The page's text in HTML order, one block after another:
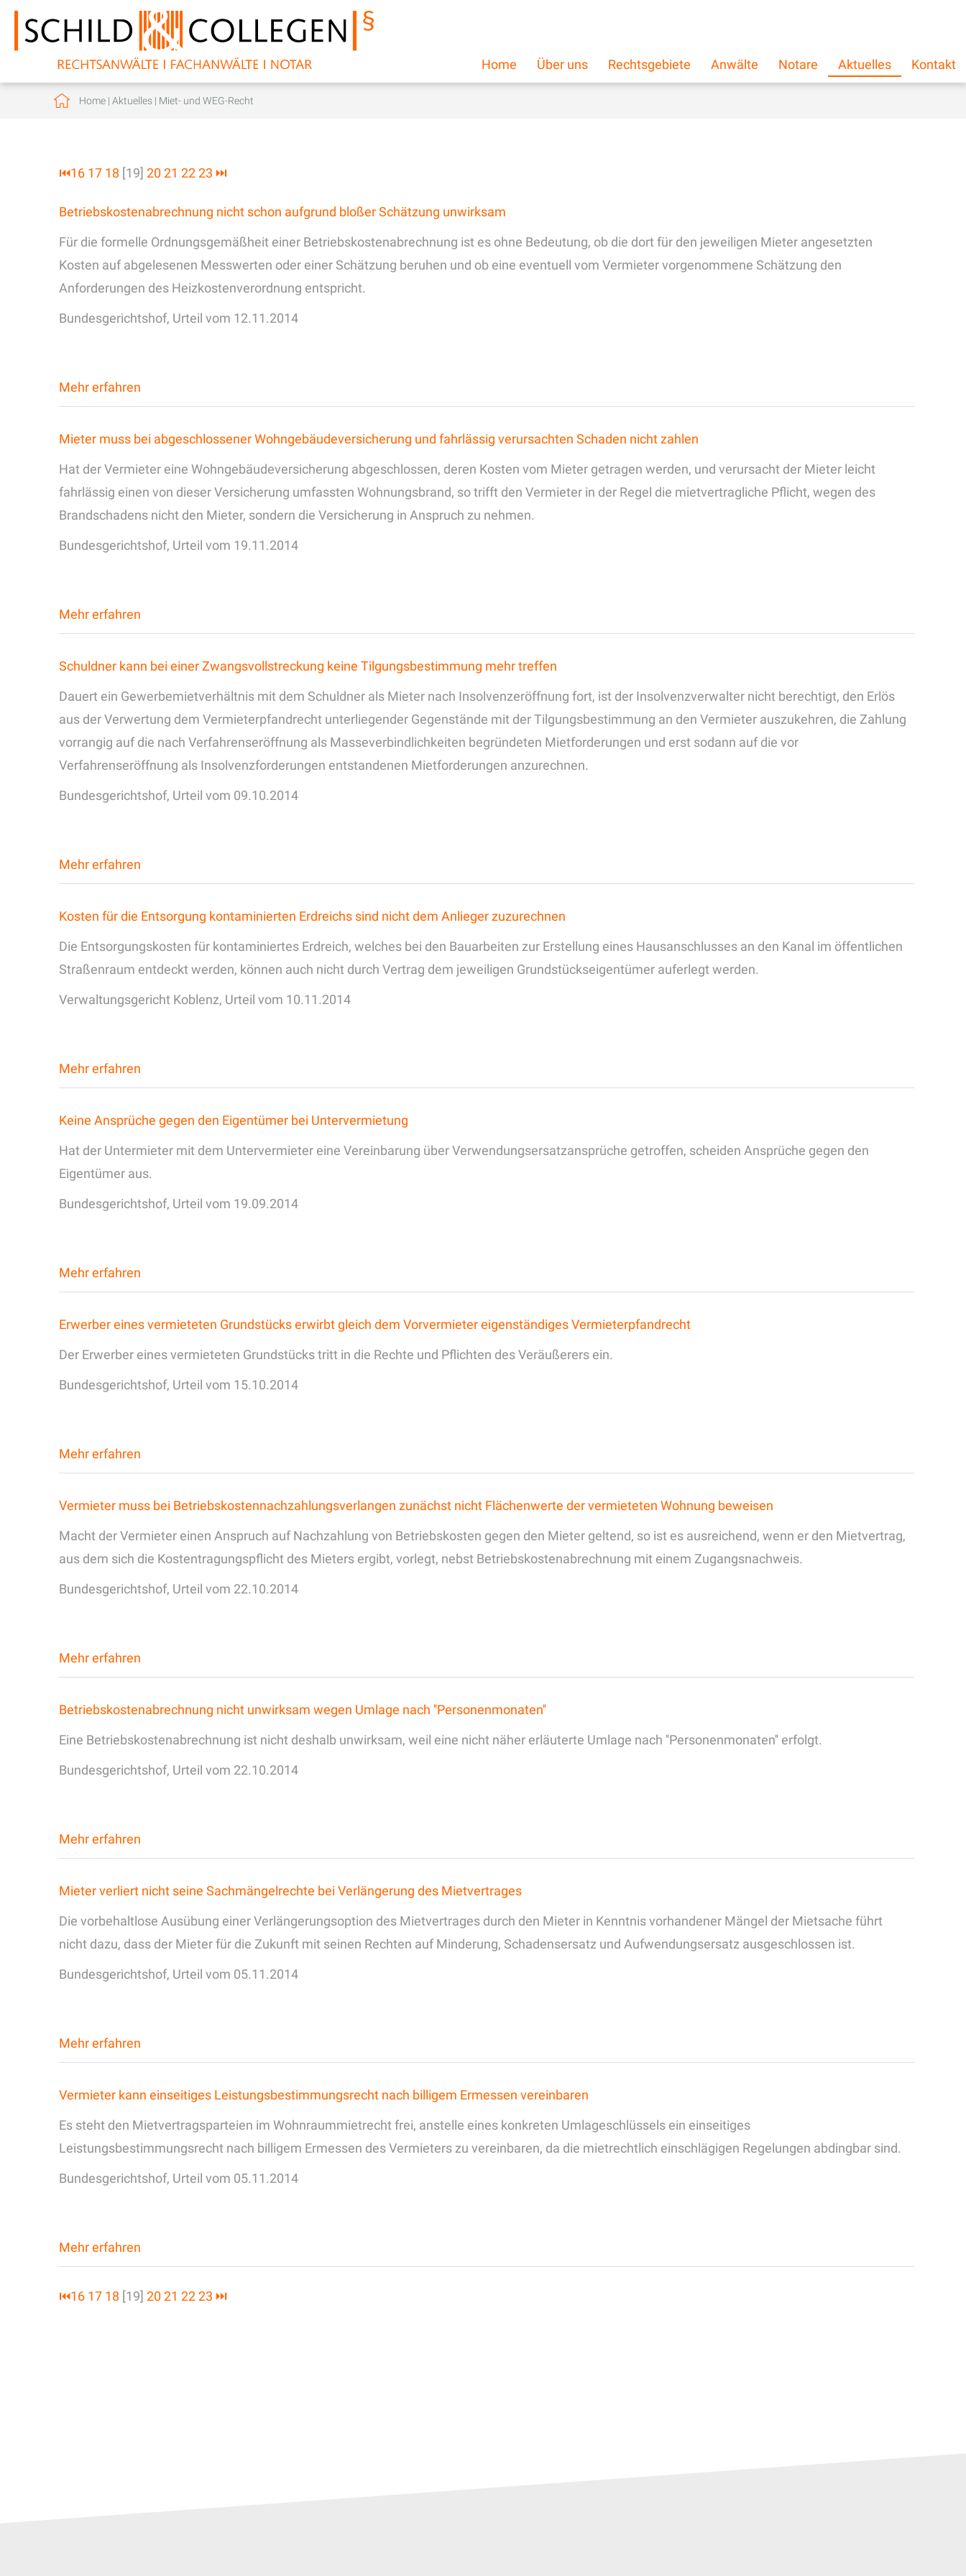
Home Über uns Rechtsgebiete Anwälte Notare Aktuelles Kontakt
Home| Aktuelles| Miet- und WEG-Recht
⏮16 17 18 [19] 2021 2223 ⏭
Betriebskostenabrechnung nicht schon aufgrund bloßer Schätzung unwirksam
Für die formelle Ordnungsgemäßheit einer Betriebskostenabrechnung ist es ohne Bedeutung, ob die dort für den jeweiligen Mieter angesetzten
Kosten auf abgelesenen Messwerten oder einer Schätzung beruhen und ob eine eventuell vom Vermieter vorgenommene Schätzung den
Anforderungen des Heizkostenverordnung entspricht.
Bundesgerichtshof, Urteil vom 12.11.2014
Mehr erfahren
Mieter muss bei abgeschlossener Wohngebäudeversicherung und fahrlässig verursachten Schaden nicht zahlen
Hat der Vermieter eine Wohngebäudeversicherung abgeschlossen, deren Kosten vom Mieter getragen werden, und verursacht der Mieter leicht
fahrlässig einen von dieser Versicherung umfassten Wohnungsbrand, so trifft den Vermieter in der Regel die mietvertragliche Pflicht, wegen des
Brandschadens nicht den Mieter, sondern die Versicherung in Anspruch zu nehmen.
Bundesgerichtshof, Urteil vom 19.11.2014
Mehr erfahren
Schuldner kann bei einer Zwangsvollstreckung keine Tilgungsbestimmung mehr treffen
Dauert ein Gewerbemietverhältnis mit dem Schuldner als Mieter nach Insolvenzeröffnung fort, ist der Insolvenzverwalter nicht berechtigt, den Erlös
aus der Verwertung dem Vermieterpfandrecht unterliegender Gegenstände mit der Tilgungsbestimmung an den Vermieter auszukehren, die Zahlung
vorrangig auf die nach Verfahrenseröffnung als Masseverbindlichkeiten begründeten Mietforderungen und erst sodann auf die vor
Verfahrenseröffnung als Insolvenzforderungen entstandenen Mietforderungen anzurechnen.
Bundesgerichtshof, Urteil vom 09.10.2014
Mehr erfahren
Kosten für die Entsorgung kontaminierten Erdreichs sind nicht dem Anlieger zuzurechnen
Die Entsorgungskosten für kontaminiertes Erdreich, welches bei den Bauarbeiten zur Erstellung eines Hausanschlusses an den Kanal im öffentlichen
Straßenraum entdeckt werden, können auch nicht durch Vertrag dem jeweiligen Grundstückseigentümer auferlegt werden.
Verwaltungsgericht Koblenz, Urteil vom 10.11.2014
Mehr erfahren
Keine Ansprüche gegen den Eigentümer bei Untervermietung
Hat der Untermieter mit dem Untervermieter eine Vereinbarung über Verwendungsersatzansprüche getroffen, scheiden Ansprüche gegen den
Eigentümer aus.
Bundesgerichtshof, Urteil vom 19.09.2014
Mehr erfahren
Erwerber eines vermieteten Grundstücks erwirbt gleich dem Vorvermieter eigenständiges Vermieterpfandrecht
Der Erwerber eines vermieteten Grundstücks tritt in die Rechte und Pflichten des Veräußerers ein.
Bundesgerichtshof, Urteil vom 15.10.2014
Mehr erfahren
Vermieter muss bei Betriebskostennachzahlungsverlangen zunächst nicht Flächenwerte der vermieteten Wohnung beweisen
Macht der Vermieter einen Anspruch auf Nachzahlung von Betriebskosten gegen den Mieter geltend, so ist es ausreichend, wenn er den Mietvertrag,
aus dem sich die Kostentragungspflicht des Mieters ergibt, vorlegt, nebst Betriebskostenabrechnung mit einem Zugangsnachweis.
Bundesgerichtshof, Urteil vom 22.10.2014
Mehr erfahren
Betriebskostenabrechnung nicht unwirksam wegen Umlage nach ''Personenmonaten''
Eine Betriebskostenabrechnung ist nicht deshalb unwirksam, weil eine nicht näher erläuterte Umlage nach ''Personenmonaten'' erfolgt.
Bundesgerichtshof, Urteil vom 22.10.2014
Mehr erfahren
Mieter verliert nicht seine Sachmängelrechte bei Verlängerung des Mietvertrages
Die vorbehaltlose Ausübung einer Verlängerungsoption des Mietvertrages durch den Mieter in Kenntnis vorhandener Mängel der Mietsache führt
nicht dazu, dass der Mieter für die Zukunft mit seinen Rechten auf Minderung, Schadensersatz und Aufwendungsersatz ausgeschlossen ist.
Bundesgerichtshof, Urteil vom 05.11.2014
Mehr erfahren
Vermieter kann einseitiges Leistungsbestimmungsrecht nach billigem Ermessen vereinbaren
Es steht den Mietvertragsparteien im Wohnraummietrecht frei, anstelle eines konkreten Umlageschlüssels ein einseitiges
Leistungsbestimmungsrecht nach billigem Ermessen des Vermieters zu vereinbaren, da die mietrechtlich einschlägigen Regelungen abdingbar sind.
Bundesgerichtshof, Urteil vom 05.11.2014
Mehr erfahren
⏮16 17 18 [19] 2021 2223 ⏭